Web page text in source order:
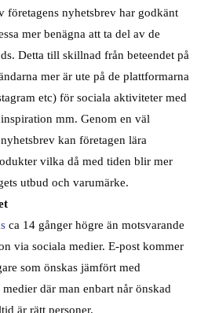
företagens nyhetsbrev har godkänt
mer benägna att ta del av de
Detta till skillnad från beteendet på
mer är ute på de plattformarna
etc) för sociala aktiviteter med
mm. Genom en väl
kan företagen lära
vilka då med tiden blir mer
utbud och varumärke.
ca 14 gånger högre än motsvarande
via sociala medier. E-post kommer
som önskas jämfört med
där man enbart når önskad
är rätt personer.